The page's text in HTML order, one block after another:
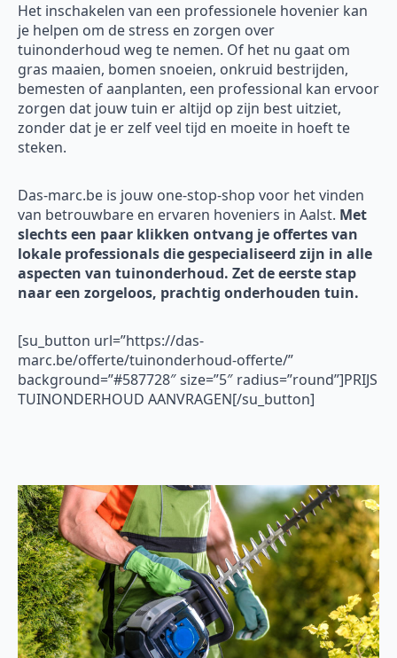
Het inschakelen van een professionele hovenier kan
je helpen om de stress en zorgen over
tuinonderhoud weg te nemen. Of het nu gaat om
gras maaien, bomen snoeien, onkruid bestrijden,
bemesten of aanplanten, een professional kan ervoor
zorgen dat jouw tuin er altijd op zijn best uitziet,
zonder dat je er zelf veel tijd en moeite in hoeft te
steken.
Das-marc.be is jouw one-stop-shop voor het vinden
van betrouwbare en ervaren hoveniers in Aalst. Met
slechts een paar klikken ontvang je offertes van
lokale professionals die gespecialiseerd zijn in alle
aspecten van tuinonderhoud. Zet de eerste stap
naar een zorgeloos, prachtig onderhouden tuin.
[su_button url=”https://das-
marc.be/offerte/tuinonderhoud-offerte/”
background=”#587728″ size=”5″ radius=”round”]PRIJS
TUINONDERHOUD AANVRAGEN[/su_button]